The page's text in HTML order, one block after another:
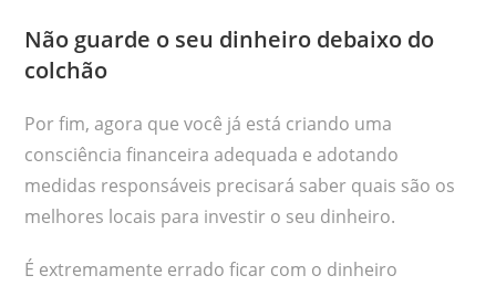
Não guarde o seu dinheiro debaixo do
colchão
Por fim, agora que você já está criando uma
consciência financeira adequada e adotando
medidas responsáveis precisará saber quais são os
melhores locais para investir o seu dinheiro.
É extremamente errado ficar com o dinheiro